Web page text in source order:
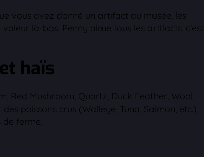
vous avez donné un artifact au musée, les
là-bas. Penny aime tous les artifacts, c'est
haïs
Red Mushroom, Quartz, Duck Feather, Wool,
poissons crus (Walleye, Tuna, Salmon, etc.),
ferme.